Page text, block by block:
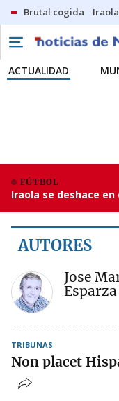
Brutal cogida
ACTUALIDAD
FÚTBOL
Iraola se deshace
AUTORES
Jose
TRIBUNAS
Non placet